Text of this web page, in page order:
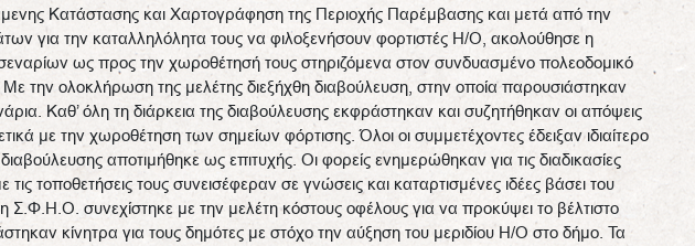
Κατάστασης και Χαρτογράφηση της Περιοχής Παρέμβασης και μετά από την
για την καταλληλόλητα τους να φιλοξενήσουν φορτιστές Η/Ο, ακολούθησε η
ως προς την χωροθέτησή τους στηριζόμενα στον συνδυασμένο πολεοδομικό
την ολοκλήρωση της μελέτης διεξήχθη διαβούλευση, στην οποία παρουσιάστηκαν
Καθ’ όλη τη διάρκεια της διαβούλευσης εκφράστηκαν και συζητήθηκαν οι απόψεις
με την χωροθέτηση των σημείων φόρτισης. Όλοι οι συμμετέχοντες έδειξαν ιδιαίτερο
αποτιμήθηκε ως επιτυχής. Οι φορείς ενημερώθηκαν για τις διαδικασίες
τοποθετήσεις τους συνεισέφεραν σε γνώσεις και καταρτισμένες ιδέες βάσει του
Σ.Φ.Η.Ο. συνεχίστηκε με την μελέτη κόστους οφέλους για να προκύψει το βέλτιστο
κίνητρα για τους δημότες με στόχο την αύξηση του μεριδίου Η/Ο στο δήμο. Τα